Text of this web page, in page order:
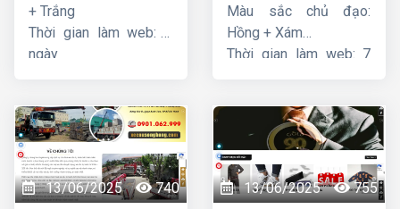
+ Trắng
Thời gian làm web: 7
ngày
Màu sắc chủ đạo:
Hồng + Xám
Thời gian làm web: 7
13/06/2025 740 13/06/2025 755